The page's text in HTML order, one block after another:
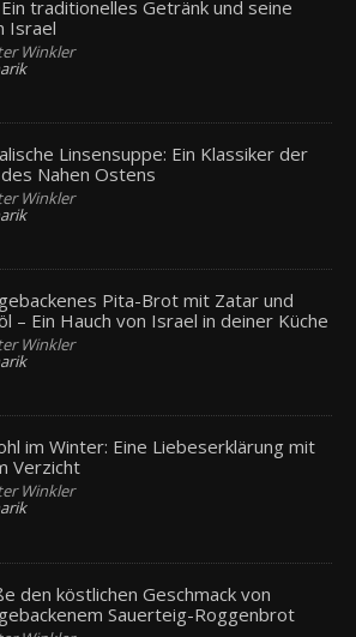
traditionelles Getränk und seine
Israel
Winkler
Linsensuppe: Ein Klassiker der
Nahen Ostens
Winkler
Pita-Brot mit Zatar und
– Ein Hauch von Israel in deiner Küche
Winkler
im Winter: Eine Liebeserklärung mit
Verzicht
Winkler
den köstlichen Geschmack von
Sauerteig-Roggenbrot